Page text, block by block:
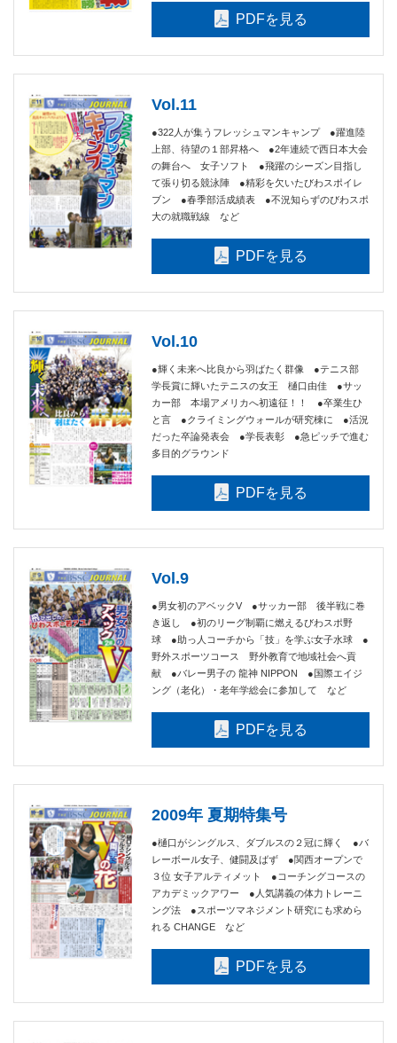
PDFを見る
Vol.11
●322人が集うフレッシュマンキャンプ ●躍進陸
上部、待望の１部昇格へ ●2年連続で西日本大会
の舞台へ 女子ソフト ●飛躍のシーズン目指し
て張り切る競泳陣 ●精彩を欠いたびわスポイレ
ブン ●春季部活成績表 ●不況知らずのびわスポ
大の就職戦線 など
PDFを見る
Vol.10
●輝く未来へ比良から羽ばたく群像 ●テニス部
学長賞に輝いたテニスの女王 樋口由佳 ●サッ
カー部 本場アメリカへ初遠征！！ ●卒業生ひ
と言 ●クライミングウォールが研究棟に ●活況
だった卒論発表会 ●学長表彰 ●急ピッチで進む
多目的グラウンド
PDFを見る
Vol.9
●男女初のアベックV ●サッカー部 後半戦に巻
き返し ●初のリーグ制覇に燃えるびわスポ野
球 ●助っ人コーチから「技」を学ぶ女子水球 ●
野外スポーツコース 野外教育で地域社会へ貢
献 ●バレー男子の 龍神 NIPPON ●国際エイジ
ング（老化）・老年学総会に参加して など
PDFを見る
2009年 夏期特集号
●樋口がシングルス、ダブルスの２冠に輝く ●バ
レーボール女子、健闘及ばず ●関西オープンで
３位 女子アルティメット ●コーチングコースの
アカデミックアワー ●人気講義の体力トレーニ
ング法 ●スポーツマネジメント研究にも求めら
れる CHANGE など
PDFを見る